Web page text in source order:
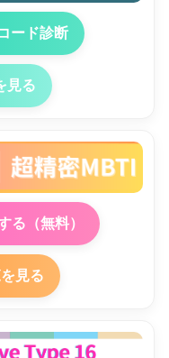
ード診断
見る
る（無料）
見る